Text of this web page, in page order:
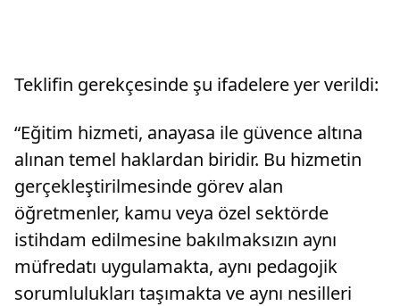
Teklifin gerekçesinde şu ifadelere yer verildi:
“Eğitim hizmeti, anayasa ile güvence altına
alınan temel haklardan biridir. Bu hizmetin
gerçekleştirilmesinde görev alan
öğretmenler, kamu veya özel sektörde
istihdam edilmesine bakılmaksızın aynı
müfredatı uygulamakta, aynı pedagojik
sorumlulukları taşımakta ve aynı nesilleri